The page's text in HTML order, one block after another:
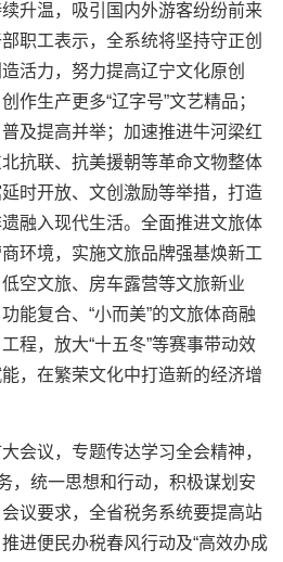
升温，吸引国内外游客纷纷前来
职工表示，全系统将坚持守正创
活力，努力提高辽宁文化原创
作生产更多“辽字号”文艺精品；
及提高并举；加速推进牛河梁红
抗联、抗美援朝等革命文物整体
时开放、文创激励等举措，打造
融入现代生活。全面推进文旅体
环境，实施文旅品牌强基焕新工
空文旅、房车露营等文旅新业
能复合、“小而美”的文旅体商融
程，放大“十五冬”等赛事带动效
，在繁荣文化中打造新的经济增
会议，专题传达学习全会精神，
，统一思想和行动，积极谋划安
议要求，全省税务系统要提高站
进便民办税春风行动及“高效办成